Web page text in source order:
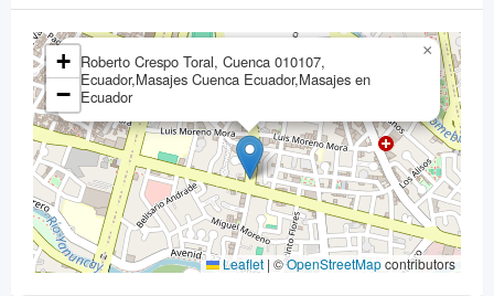
Roberto Crespo Toral, Cuenca 010107,
Ecuador,Masajes Cuenca Ecuador,Masajes en
Ecuador
×
+
−
Leaflet | ©OpenStreetMapcontributors